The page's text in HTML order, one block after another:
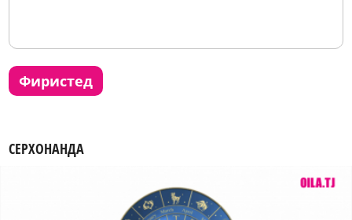
фиристед
СЕРХОНАНДА